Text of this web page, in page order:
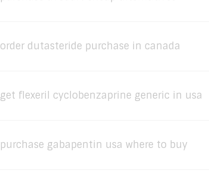
order dutasteride purchase in canada
get flexeril cyclobenzaprine generic in usa
purchase gabapentin usa where to buy